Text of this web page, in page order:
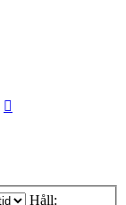
Håll: